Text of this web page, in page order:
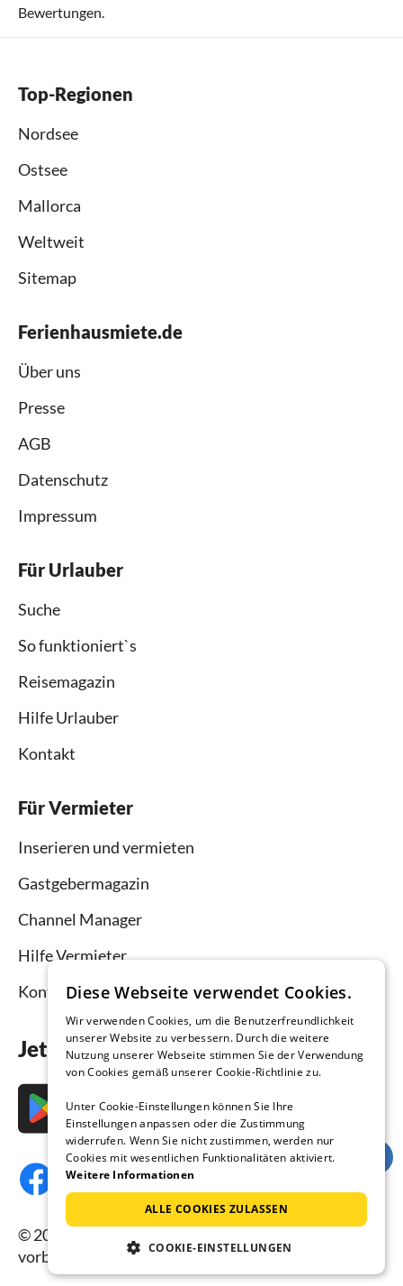
Bewertungen.
Top-Regionen
Nordsee
Ostsee
Mallorca
Weltweit
Sitemap
Ferienhausmiete.de
Über uns
Presse
AGB
Datenschutz
Impressum
Für Urlauber
Suche
So funktioniert`s
Reisemagazin
Hilfe Urlauber
Kontakt
Für Vermieter
Inserieren und vermieten
Gastgebermagazin
Channel Manager
Hilfe Vermieter
Kontakt
Jetzt die App downloaden
© 2026 Ferienhausmiete.de, alle Rechte
vorbehalten.
Diese Webseite verwendet Cookies.
Wir verwenden Cookies, um die Benutzerfreundlichkeit
unserer Website zu verbessern. Durch die weitere
Nutzung unserer Webseite stimmen Sie der Verwendung
von Cookies gemäß unserer Cookie-Richtlinie zu.
Unter Cookie-Einstellungen können Sie Ihre
Einstellungen anpassen oder die Zustimmung
widerrufen. Wenn Sie nicht zustimmen, werden nur
Cookies mit wesentlichen Funktionalitäten aktiviert.
Weitere Informationen
ALLE COOKIES ZULASSEN
COOKIE-EINSTELLUNGEN